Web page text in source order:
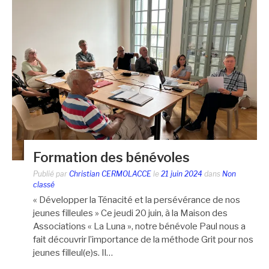
Formation des bénévoles
Publié par Christian CERMOLACCE le 21 juin 2024 dans Non
classé
« Développer la Ténacité et la persévérance de nos
jeunes filleules » Ce jeudi 20 juin, à la Maison des
Associations « La Luna », notre bénévole Paul nous a
fait découvrir l’importance de la méthode Grit pour nos
jeunes filleul(e)s. Il…